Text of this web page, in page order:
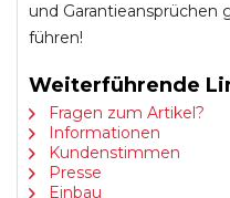
und
führen!
Weiterführende
Fragen zum Artikel?
Informationen
Kundenstimmen
Presse
Einbau